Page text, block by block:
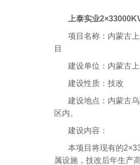
上泰实业
项目名称：内蒙古
目
建设单位：内蒙古
建设性质：技改
建设地点：内蒙古
区内。
建设内容：
本项目将现有的
属设施，技改后年生产